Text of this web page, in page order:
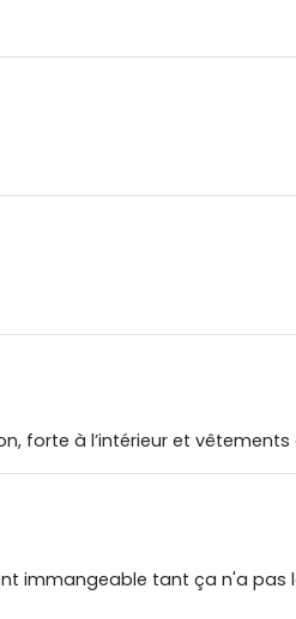
forte à l’intérieur et
immangeable tant ça n'a